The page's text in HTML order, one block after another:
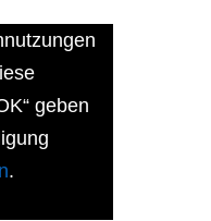
geben
.